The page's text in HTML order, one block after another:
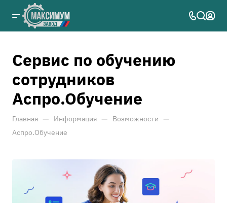
Сервис по обучению
сотрудников
Аспро.Обучение
Главная — Информация — Возможности —
Аспро.Обучение